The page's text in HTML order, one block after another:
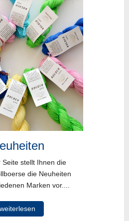
Seite stellt Ihnen die
die Neuheiten
Marken vor....
weiterlesen